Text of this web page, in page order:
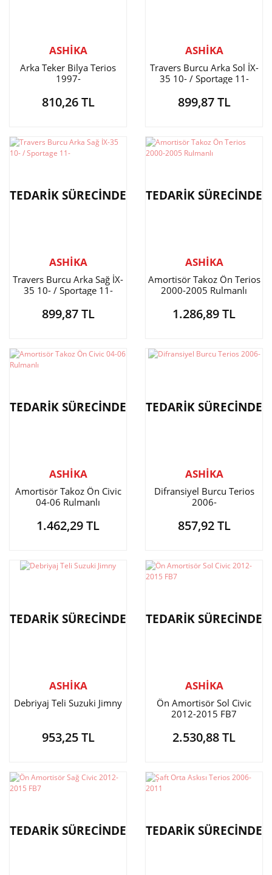
ASHİKA
Arka Teker Bilya Terios
1997-
810,26 TL
ASHİKA
Travers Burcu Arka Sol İX-
35 10- / Sportage 11-
899,87 TL
TEDARİK SÜRECİNDE
ASHİKA
Travers Burcu Arka Sağ İX-
35 10- / Sportage 11-
899,87 TL
TEDARİK SÜRECİNDE
ASHİKA
Amortisör Takoz Ön Terios
2000-2005 Rulmanlı
1.286,89 TL
TEDARİK SÜRECİNDE
ASHİKA
Amortisör Takoz Ön Civic
04-06 Rulmanlı
1.462,29 TL
TEDARİK SÜRECİNDE
ASHİKA
Difransiyel Burcu Terios
2006-
857,92 TL
TEDARİK SÜRECİNDE
ASHİKA
Debriyaj Teli Suzuki Jimny
953,25 TL
TEDARİK SÜRECİNDE
ASHİKA
Ön Amortisör Sol Civic
2012-2015 FB7
2.530,88 TL
TEDARİK SÜRECİNDE TEDARİK SÜRECİNDE